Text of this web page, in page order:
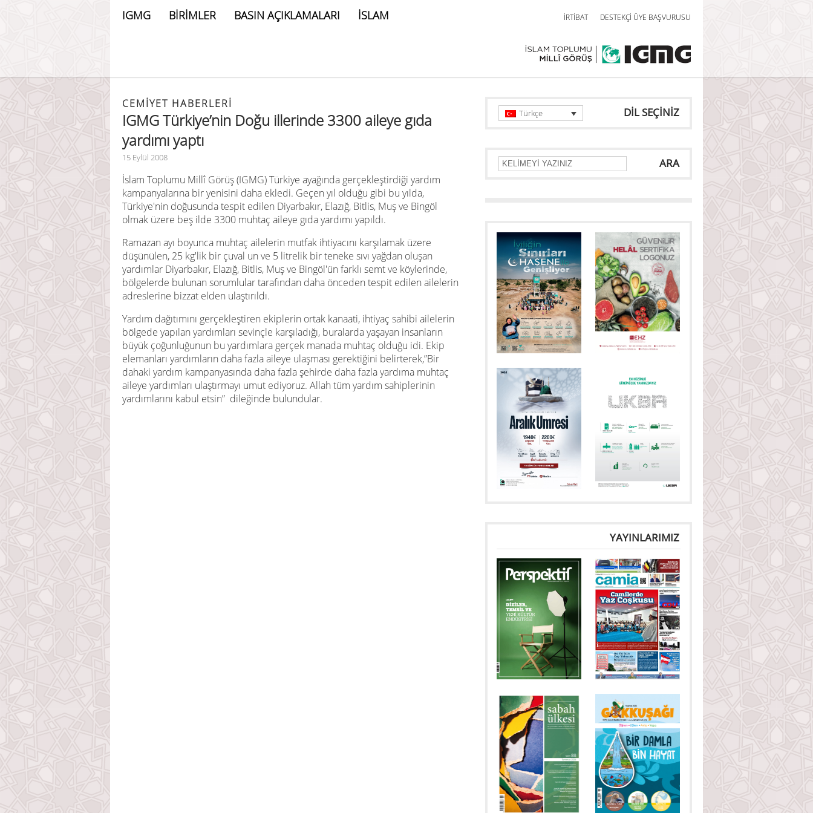
IGMG BİRİMLER BASIN AÇIKLAMALARI İSLAM İRTİBAT DESTEKÇİ ÜYE BAŞVURUSU
CEMIYET HABERLERI
IGMG Türkiye’nin Doğu illerinde 3300 aileye gıda
yardımı yaptı
15 Eylül 2008
İslam Toplumu Millî Görüş (IGMG) Türkiye ayağında gerçekleştirdiği yardım
kampanyalarına bir yenisini daha ekledi. Geçen yıl olduğu gibi bu yılda,
Türkiye'nin doğusunda tespit edilen Diyarbakır, Elazığ, Bitlis, Muş ve Bingöl
olmak üzere beş ilde 3300 muhtaç aileye gıda yardımı yapıldı.
Ramazan ayı boyunca muhtaç ailelerin mutfak ihtiyacını karşılamak üzere
düşünülen, 25 kg'lik bir çuval un ve 5 litrelik bir teneke sıvı yağdan oluşan
yardımlar Diyarbakır, Elazığ, Bitlis, Muş ve Bingöl'ün farklı semt ve köylerinde,
bölgelerde bulunan sorumlular tarafından daha önceden tespit edilen ailelerin
adreslerine bizzat elden ulaştırıldı.
Yardım dağıtımını gerçekleştiren ekiplerin ortak kanaati, ihtiyaç sahibi ailelerin
bölgede yapılan yardımları sevinçle karşıladığı, buralarda yaşayan insanların
büyük çoğunluğunun bu yardımlara gerçek manada muhtaç olduğu idi. Ekip
elemanları yardımların daha fazla aileye ulaşması gerektiğini belirterek,”Bir
dahaki yardım kampanyasında daha fazla şehirde daha fazla yardıma muhtaç
aileye yardımları ulaştırmayı umut ediyoruz. Allah tüm yardım sahiplerinin
yardımlarını kabul etsin” dileğinde bulundular.
DİL SEÇİNİZ
Türkçe
ARA
YAYINLARIMIZ